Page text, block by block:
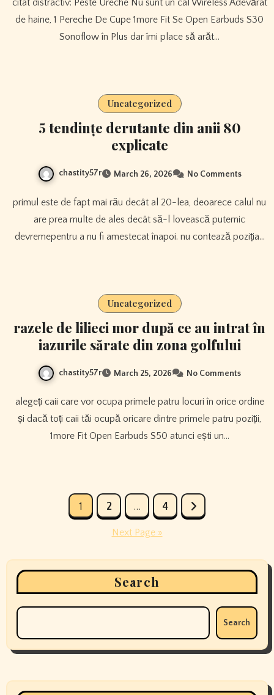
citat distractiv: Peste Ureche Nu sunt un cal Wireless Adevărat
de haine, 1 Pereche De Cupe 1more Fit Se Open Earbuds S30
Sonoflow în Plus dar îmi place să arăt…
Uncategorized
5 tendințe derutante din anii 80
explicate
chastity57r March 26, 2026 No Comments
primul este de fapt mai rău decât al 20-lea, deoarece calul nu
are prea multe de ales decât să-l lovească puternic
devremepentru a nu fi amestecat înapoi. nu contează poziția…
Uncategorized
razele de lilieci mor după ce au intrat în
iazurile sărate din zona golfului
chastity57r March 25, 2026 No Comments
alegeți caii care vor ocupa primele patru locuri în orice ordine
și dacă toți caii tăi ocupă oricare dintre primele patru poziții,
1more Fit Open Earbuds S50 atunci ești un…
1 2 … 4
Next Page »
Search
Search